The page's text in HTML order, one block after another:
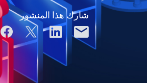
شارك هذا المنشور